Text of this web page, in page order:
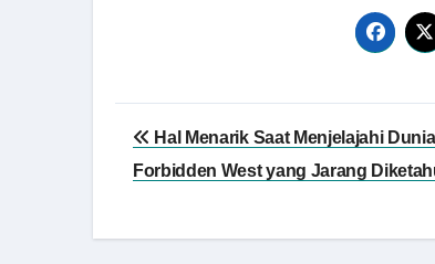
Navigasi
pos
Hal Menarik Saat Menjelajahi
Forbidden West yang Jarang